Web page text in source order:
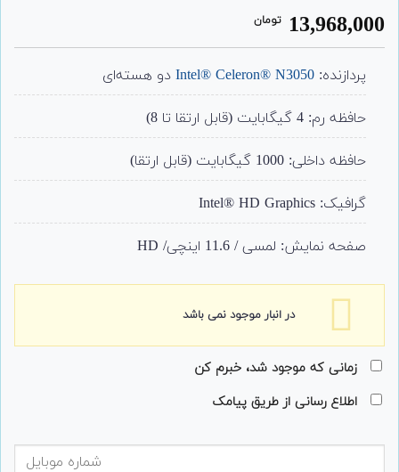
4.00
از 5
مشتری
13,968,000 تومان
پردازنده: Intel® Celeron® N3050دو هسته‌ای
حافظه رم: 4 گیگابایت (قابل ارتقا تا 8)
حافظه داخلی: 1000 گیگابایت (قابل ارتقا)
گرافیک: Intel® HD Graphics
صفحه نمایش: لمسی / 11.6 اینچی/ HD
در انبار موجود نمی باشد
زمانی که موجود شد، خبرم کن
اطلاع رسانی از طریق پیامک